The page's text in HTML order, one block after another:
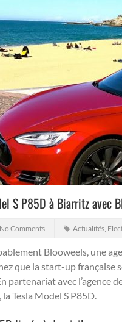
S P85D à Biarritz avec
No Comments Actualités,
Blooweels, une
que la start-up française
partenariat avec l’agence
la Tesla Model S P85D.